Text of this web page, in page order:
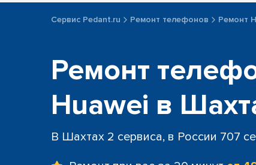
Сервис Pedant.ru Ремонт телефонов Ремонт
Ремонт
Huawei в
В Шахтах 2 сервиса, в России 707